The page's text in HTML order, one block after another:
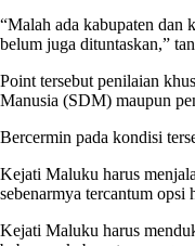
“Malah ada kabupaten dan
belum juga dituntaskan,”
Point tersebut penilaian
Manusia (SDM) maupun
Bercermin pada kondisi
Kejati Maluku harus
sebenarmya tercantum
Kejati Maluku harus